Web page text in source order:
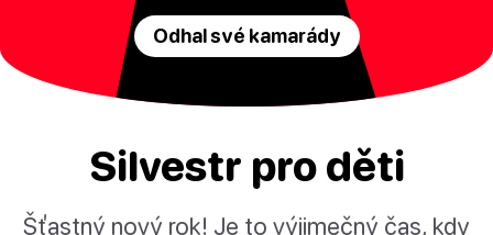
Odhal své kamarády
Silvestr pro děti
Šťastný nový rok! Je to výjimečný čas, kdy